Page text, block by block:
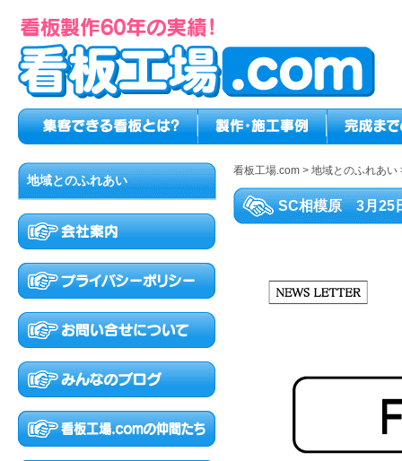
看板工場.com > 地域とのふれあい
SC相模原 3月25
地域とのふれあい